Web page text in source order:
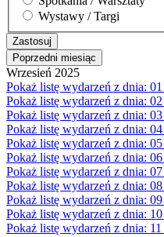
Wystawy / Targi
Poprzedni miesiąc
Wrzesień 2025
Pokaż listę wydarzeń z dnia: 01
Pokaż listę wydarzeń z dnia: 02
Pokaż listę wydarzeń z dnia: 03
Pokaż listę wydarzeń z dnia: 04
Pokaż listę wydarzeń z dnia: 05
Pokaż listę wydarzeń z dnia: 06
Pokaż listę wydarzeń z dnia: 07
Pokaż listę wydarzeń z dnia: 08
Pokaż listę wydarzeń z dnia: 09
Pokaż listę wydarzeń z dnia: 10
Pokaż listę wydarzeń z dnia: 11